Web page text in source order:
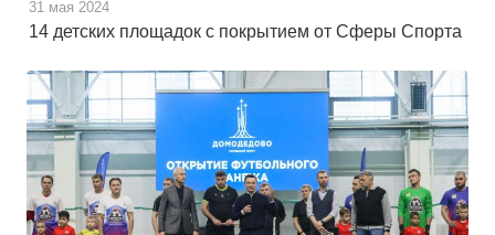
14 детских площадок с покрытием от Сферы Спорта
31 мая 2024